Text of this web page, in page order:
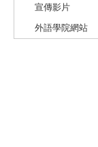
宣傳影片
外語學院網站